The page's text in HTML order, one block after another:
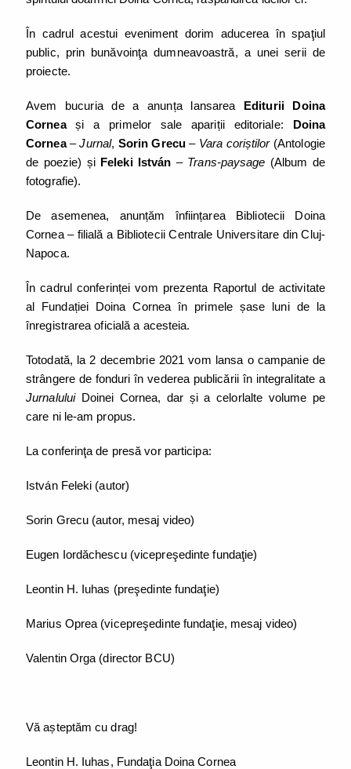
În cadrul acestui eveniment dorim aducerea în spaţiul
public, prin bunăvoinţa dumneavoastră, a unei serii de
proiecte.
Avem bucuria de a anunța lansarea Editurii Doina
Corneași a primelor sale apariții editoriale: Doina
Cornea–Jurnal, Sorin Grecu– Vara coriștilor(Antologie
de poezie) și Feleki István – Trans-paysage (Album de
fotografie).
De asemenea, anunțăm înființarea Bibliotecii Doina
Cornea – filială a Bibliotecii Centrale Universitare din Cluj-
Napoca.
În cadrul conferinței vom prezenta Raportul de activitate
al Fundației Doina Cornea în primele șase luni de la
înregistrarea oficială a acesteia.
Totodată, la 2 decembrie 2021 vom lansa o campanie de
strângere de fonduri în vederea publicării în integralitate a
JurnaluluiDoinei Cornea, dar și a celorlalte volume pe
care ni le-am propus.
La conferinţa de presă vor participa:
István Feleki (autor)
Sorin Grecu (autor, mesaj video)
Eugen Iordăchescu (vicepreşedinte fundaţie)
Leontin H. Iuhas (preşedinte fundaţie)
Marius Oprea (vicepreşedinte fundaţie, mesaj video)
Valentin Orga (director BCU)
Vă așteptăm cu drag!
Leontin H. Iuhas, Fundaţia Doina Cornea